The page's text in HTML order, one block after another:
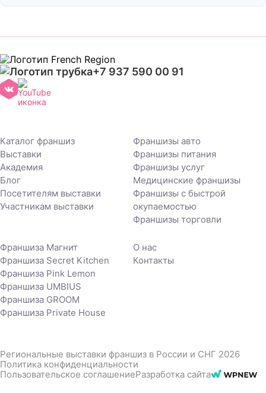
+7 937 590 00 91
Каталог франшиз
Выставки
Академия
Блог
Посетителям выставки
Участникам выставки
Франшизы авто
Франшизы питания
Франшизы услуг
Медицинские франшизы
Франшизы с быстрой
окупаемостью
Франшизы торговли
Франшиза Магнит
Франшиза Secret Kitchen
Франшиза Pink Lemon
Франшиза UMBIUS
Франшиза GROOM
Франшиза Private House
О нас
Контакты
Региональные выставки франшиз в России и СНГ 2026
Политика конфиденциальности
Пользовательское соглашениеРазработка сайта